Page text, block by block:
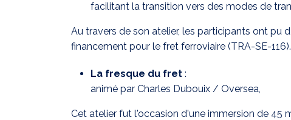
facilitant la transition vers des modes de
Au travers de son atelier, les participants ont pu
financement pour le fret ferroviaire (TRA-SE-116).
La fresque du fret :
animé par Charles Dubouix / Oversea,
Cet atelier fut l'occasion d'une immersion de 45